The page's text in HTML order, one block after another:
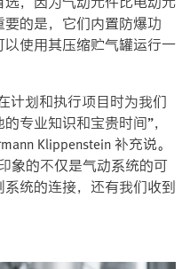
的是，它们内置防爆功
使用其压缩贮气罐运行一
计划和执行项目时为我们
专业知识和宝贵时间”，
Klippenstein 补充说。
象的不仅是气动系统的可
统的连接，还有我们收到